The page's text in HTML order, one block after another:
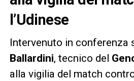
l’Udinese
Intervenuto in conferenza
Ballardini, tecnico del
alla vigilia del match contro